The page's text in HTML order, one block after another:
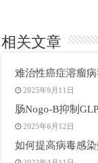
相关文章
难治性癌症溶瘤病
2025年9月11日
肠Nogo-B抑制
2025年6月12日
如何提高病毒感染